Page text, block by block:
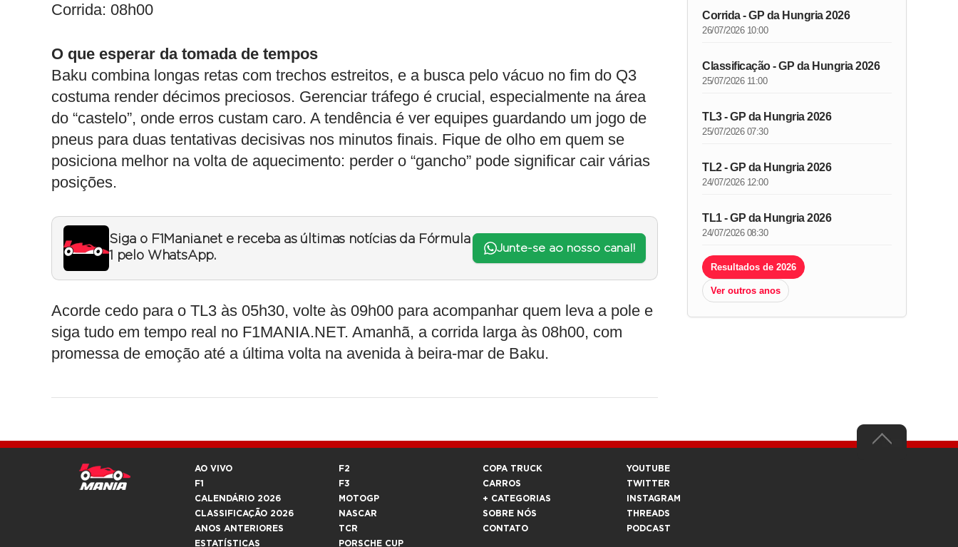
Corrida: 08h00
O que esperar da tomada de tempos
Baku combina longas retas com trechos estreitos, e a busca pelo vácuo no fim do Q3
costuma render décimos preciosos. Gerenciar tráfego é crucial, especialmente na área
do “castelo”, onde erros custam caro. A tendência é ver equipes guardando um jogo de
pneus para duas tentativas decisivas nos minutos finais. Fique de olho em quem se
posiciona melhor na volta de aquecimento: perder o “gancho” pode significar cair várias
posições.
Siga o F1Mania.net e receba as últimas notícias da Fórmula
1 pelo WhatsApp.
Junte-se ao nosso canal!
Acorde cedo para o TL3 às 05h30, volte às 09h00 para acompanhar quem leva a pole e
siga tudo em tempo real no F1MANIA.NET. Amanhã, a corrida larga às 08h00, com
promessa de emoção até a última volta na avenida à beira-mar de Baku.
Corrida - GP da Hungria 2026
26/07/2026 10:00
Classificação - GP da Hungria 2026
25/07/2026 11:00
TL3 - GP da Hungria 2026
25/07/2026 07:30
TL2 - GP da Hungria 2026
24/07/2026 12:00
TL1 - GP da Hungria 2026
24/07/2026 08:30
Resultados de 2026
Ver outros anos
AO VIVO
F1
CALENDÁRIO 2026
CLASSIFICAÇÃO 2026
ANOS ANTERIORES
ESTATÍSTICAS
F2
F3
MOTOGP
NASCAR
TCR
PORSCHE CUP
COPA TRUCK
CARROS
+ CATEGORIAS
SOBRE NÓS
CONTATO
YOUTUBE
TWITTER
INSTAGRAM
THREADS
PODCAST